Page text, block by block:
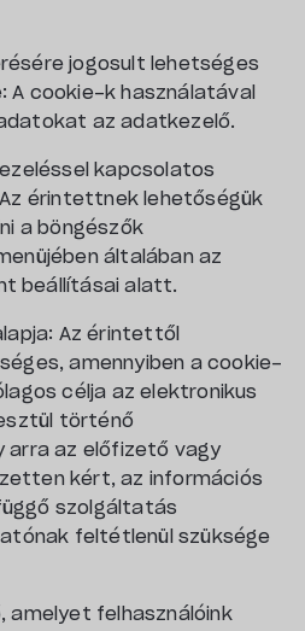
jogosult lehetséges
A cookie-k használatával
az adatkezelő.
kapcsolatos
érintettnek lehetőségük
a böngészők
általában az
beállításai alatt.
Az érintettől
amennyiben a cookie-
célja az elektronikus
történő
arra az előfizető vagy
kért, az információs
szolgáltatás
feltétlenül szüksége
amelyet felhasználóink